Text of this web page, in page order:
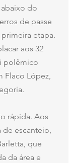
do
de passe
etapa.
aos 32
polêmico
Flaco López,
rápida. Aos
de escanteio,
que
da área e